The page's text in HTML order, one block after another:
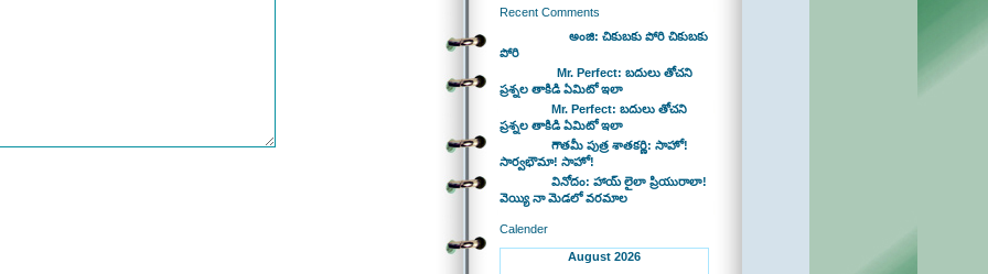
Recent Comments
అంజి: చికుబకు పోరి చికుబకు
పోరి
Mr. Perfect: బదులు తోచని
ప్రశ్నల తాకిడి ఏమిటో ఇలా
Mr. Perfect: బదులు తోచని
ప్రశ్నల తాకిడి ఏమిటో ఇలా
గౌతమీ పుత్ర శాతకర్ణి: సాహో!
సార్వభౌమా! సాహో!
వినోదం: హాయ్ లైలా ప్రియురాలా!
వెయ్యి నా మెడలో వరమాల
Calender
August 2026